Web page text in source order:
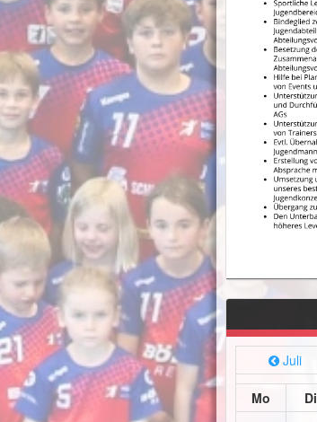
Juli
Mo Di